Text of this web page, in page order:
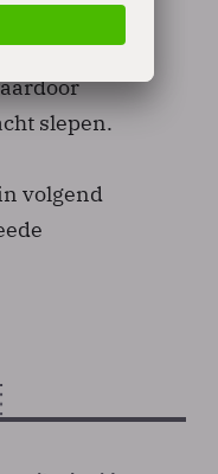
was
slepen.
volgend